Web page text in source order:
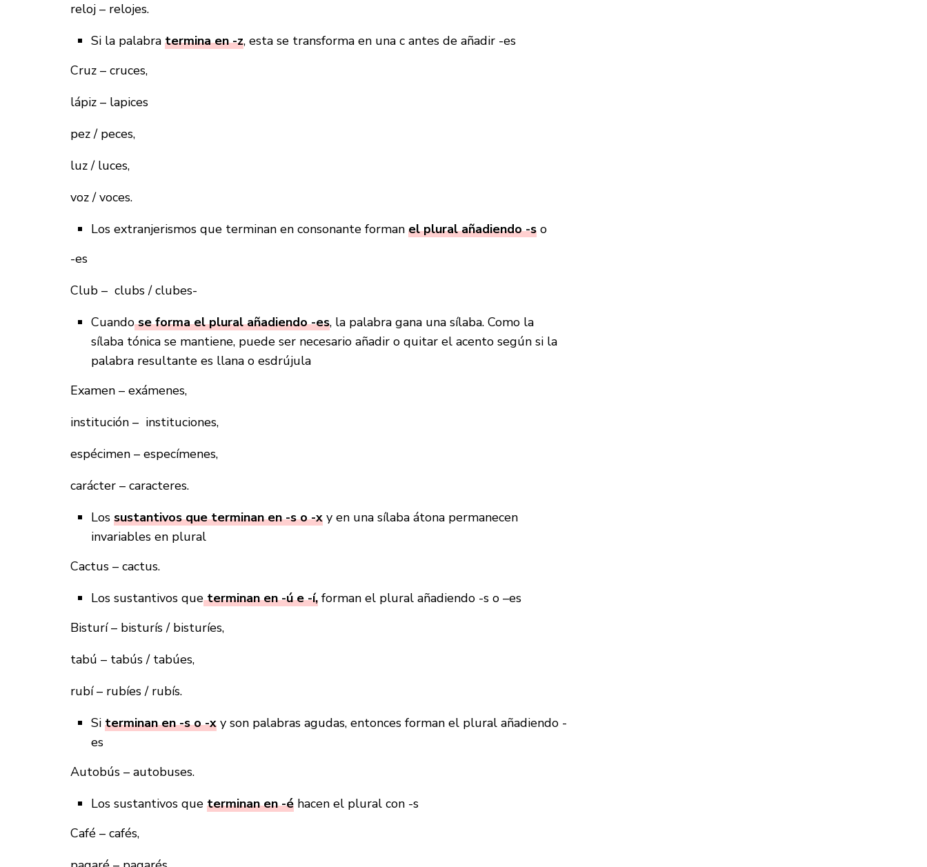
reloj – relojes.
Si la palabra termina en -z, esta se transforma en una c antes de añadir -es
Cruz – cruces,
lápiz – lapices
pez / peces,
luz / luces,
voz / voces.
Los extranjerismos que terminan en consonante forman el plural añadiendo -s o
-es
Club – clubs / clubes-
Cuandose forma el plural añadiendo -es, la palabra gana una sílaba. Como la
sílaba tónica se mantiene, puede ser necesario añadir o quitar el acento según si la
palabra resultante es llana o esdrújula
Examen – exámenes,
institución – instituciones,
espécimen – especímenes,
carácter – caracteres.
Los sustantivos que terminan en -s o -x y en una sílaba átona permanecen
invariables en plural
Cactus – cactus.
Los sustantivos queterminan en -ú e -í, forman el plural añadiendo -s o –es
Bisturí – bisturís / bisturíes,
tabú – tabús / tabúes,
rubí – rubíes / rubís.
Si terminan en -s o -x y son palabras agudas, entonces forman el plural añadiendo -
es
Autobús – autobuses.
Los sustantivos que terminan en -é hacen el plural con -s
Café – cafés,